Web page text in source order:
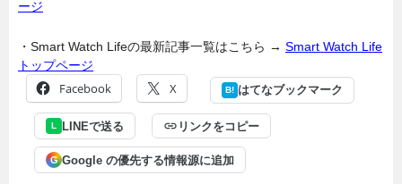
ージ
・Smart Watch Lifeの最新記事一覧はこちら → Smart Watch Life
トップページ
Facebook X B! はてなブックマーク
L LINEで送る リンクをコピー
G Google の優先する情報源に追加